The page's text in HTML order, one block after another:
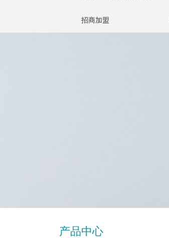
招商加盟
产品中心